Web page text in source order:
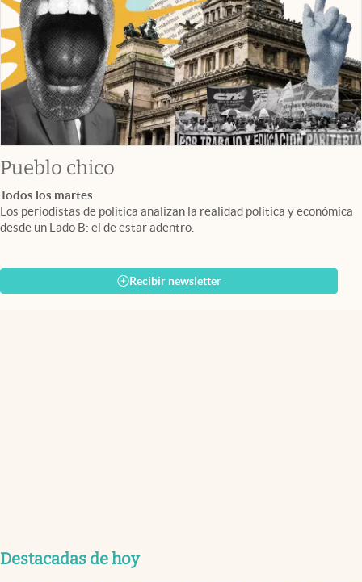
Pueblo chico
Todos los martes
Los periodistas de política analizan la realidad política y económica
desde un Lado B: el de estar adentro.
Recibir newsletter
Destacadas de hoy